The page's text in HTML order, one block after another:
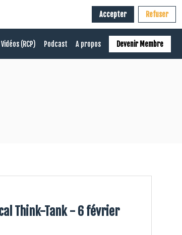
Vidéos (RCP) Podcast A propos Devenir Membre
Think-Tank - 6 février
Accepter Refuser